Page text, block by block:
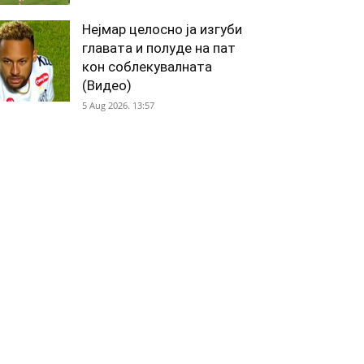
Нејмар целосно ја изгуби
главата и полуде на пат
кон соблекувалната
(Видео)
5 Aug 2026. 13:57